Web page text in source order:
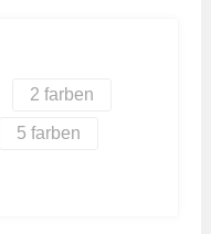
2
5